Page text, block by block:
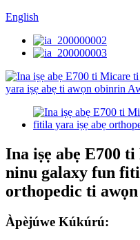
English
Ina iṣẹ abẹ E700
ninu galaxy fun
orthopedic ti
Àpèjúwe Kúkúrú: